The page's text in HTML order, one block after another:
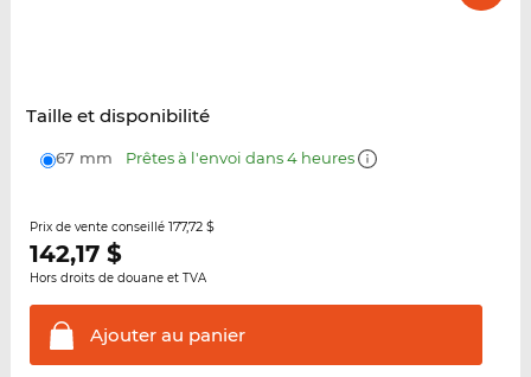
Taille et disponibilité
67 mm Prêtes à l'envoi dans 4 heures
Prix de vente conseillé 177,72 $
142,17$
Hors droits de douane et TVA
Ajouter au panier